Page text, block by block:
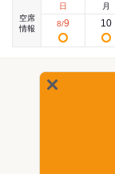
空席
情報
日
8/9
月
10